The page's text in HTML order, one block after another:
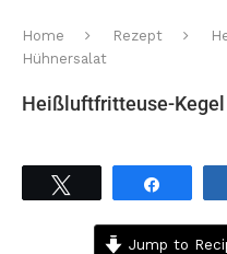
Home Rezept
Hühnersalat
Heißluftfritteuse-
Jump to